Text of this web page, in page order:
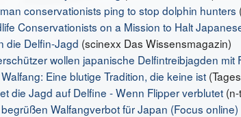
conservationists ping to stop dolphin hunters
Conservationists on a Mission to Halt
die Delfin-Jagd (scinexx Das Wissensmagazin)
wollen japanische Delfintreibjagden mit
Eine blutige Tradition, die keine ist
die Jagd auf Delfine -Wenn Flipper verblutet
Walfangverbot für Japan (Focus online)